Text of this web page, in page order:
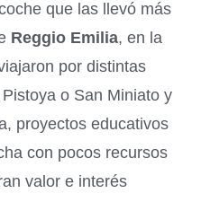
que las llevó más
Reggio Emilia, en la
por distintas
o San Miniato y
proyectos educativos
con pocos recursos
valor e interés